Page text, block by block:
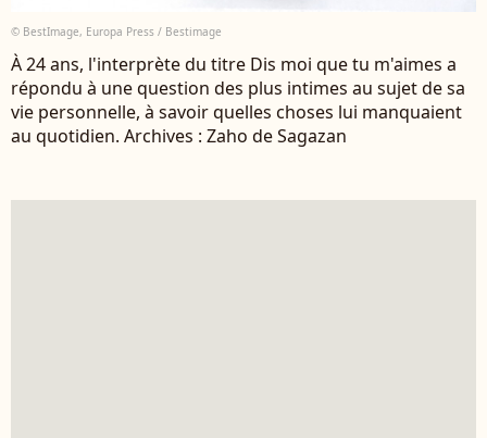
© BestImage, Europa Press / Bestimage
À 24 ans, l'interprète du titre Dis moi que tu m'aimes a
répondu à une question des plus intimes au sujet de sa
vie personnelle, à savoir quelles choses lui manquaient
au quotidien. Archives : Zaho de Sagazan